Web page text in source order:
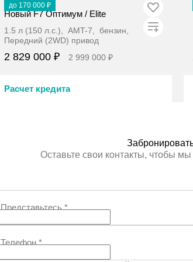
до 170 000 ₽
В наличии
Новый F7 Оптимум / Elite
1.5 л (150 л.с.), AMT-7, бензин,
Передний (2WD) привод
2 829 000 ₽ 2 999 000 ₽
Расчет кредита
Оставьте свои контакты, чтобы
Представьтесь*
Телефон*